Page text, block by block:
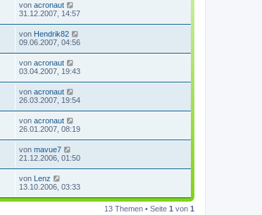
von acronaut
31.12.2007, 14:57
von Hendrik82
09.06.2007, 04:56
von acronaut
03.04.2007, 19:43
von acronaut
26.03.2007, 19:54
von acronaut
26.01.2007, 08:19
von mavue7
21.12.2006, 01:50
von Lenz
13.10.2006, 03:33
13 Themen • Seite 1 von 1